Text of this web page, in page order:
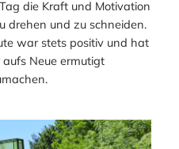
die Kraft und Motivation
drehen und zu schneiden.
war stets positiv und hat
Neue ermutigt